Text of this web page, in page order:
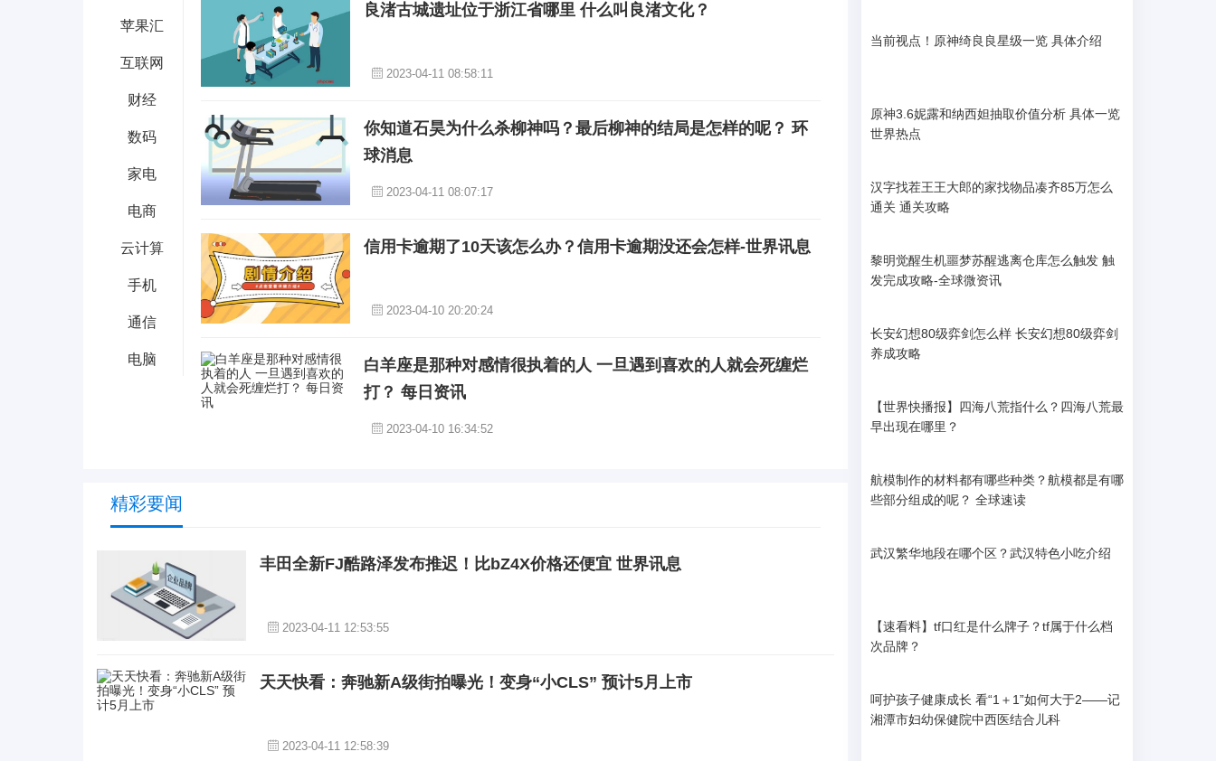
苹果汇
互联网
财经
数码
家电
电商
云计算
手机
通信
电脑
良渚古城遗址位于浙江省哪里 什么叫良渚文化？
2023-04-11 08:58:11
你知道石昊为什么杀柳神吗？最后柳神的结局是怎样的呢？ 环
球消息
2023-04-11 08:07:17
信用卡逾期了10天该怎么办？信用卡逾期没还会怎样-世界讯息
2023-04-10 20:20:24
白羊座是那种对感情很执着的人 一旦遇到喜欢的人就会死缠烂
打？ 每日资讯
2023-04-10 16:34:52
精彩要闻
丰田全新FJ酷路泽发布推迟！比bZ4X价格还便宜 世界讯息
2023-04-11 12:53:55
天天快看：奔驰新A级街拍曝光！变身“小CLS” 预计5月上市
2023-04-11 12:58:39
当前视点！原神绮良良星级一览 具体介绍
原神3.6妮露和纳西妲抽取价值分析 具体一览
世界热点
汉字找茬王王大郎的家找物品凑齐85万怎么
通关 通关攻略
黎明觉醒生机噩梦苏醒逃离仓库怎么触发 触
发完成攻略-全球微资讯
长安幻想80级弈剑怎么样 长安幻想80级弈剑
养成攻略
【世界快播报】四海八荒指什么？四海八荒最
早出现在哪里？
航模制作的材料都有哪些种类？航模都是有哪
些部分组成的呢？ 全球速读
武汉繁华地段在哪个区？武汉特色小吃介绍
【速看料】tf口红是什么牌子？tf属于什么档
次品牌？
呵护孩子健康成长 看“1＋1”如何大于2——记
湘潭市妇幼保健院中西医结合儿科